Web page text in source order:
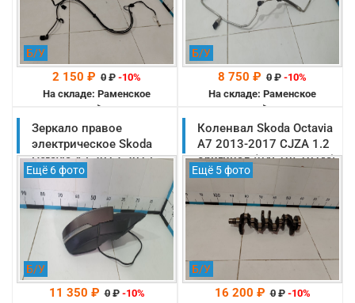
Б/У
2 150 ₽ 0 ₽ -10%
На складе: Раменское
-->
Б/У
8 750 ₽ 0 ₽ -10%
На складе: Раменское
-->
Зеркало правое
электрическое Skoda
Octavia A7 2013-2017
оригинал (5E1857508N)
Ещё 6 фото
Б/У
11 350 ₽ 0₽ -10%
Коленвал Skoda Octavia
A7 2013-2017 CJZA 1.2
оригинал (04E105101M)
Ещё 5 фото
Б/У
16 200 ₽ 0₽ -10%